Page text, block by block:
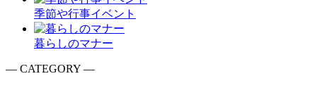
季節や行事イベント
暮らしのマナー
― CATEGORY ―